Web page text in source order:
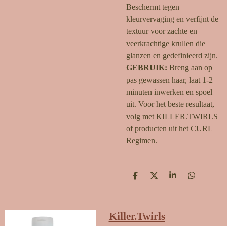
Beschermt tegen
kleurvervaging en verfijnt de
textuur voor zachte en
veerkrachtige krullen die
glanzen en gedefinieerd zijn.
GEBRUIK: Breng aan op
pas gewassen haar, laat 1-2
minuten inwerken en spoel
uit. Voor het beste resultaat,
volg met KILLER.TWIRLS
of producten uit het CURL
Regimen.
D
n
D
S
D
Killer.Twirls